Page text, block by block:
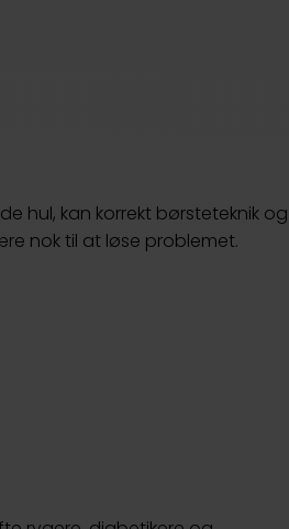
hul, kan korrekt børsteteknik og
nok til at løse problemet.